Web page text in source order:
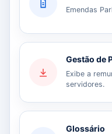
Emendas
Gestão de
Exibe a
servidores.
Glossário